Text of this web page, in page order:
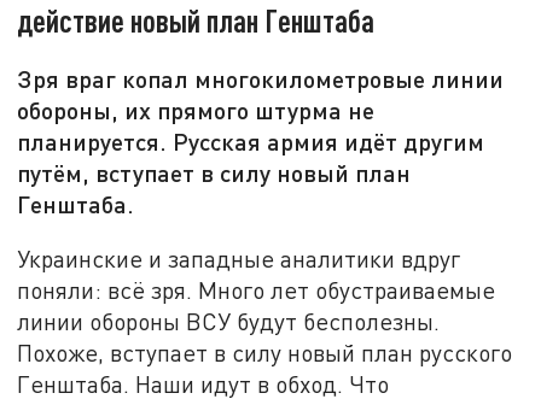
действие новый план Генштаба
Зря враг копал многокилометровые линии
обороны, их прямого штурма не
планируется. Русская армия идёт другим
путём, вступает в силу новый план
Генштаба.
Украинские и западные аналитики вдруг
поняли: всё зря. Много лет обустраиваемые
линии обороны ВСУ будут бесполезны.
Похоже, вступает в силу новый план русского
Генштаба. Наши идут в обход. Что